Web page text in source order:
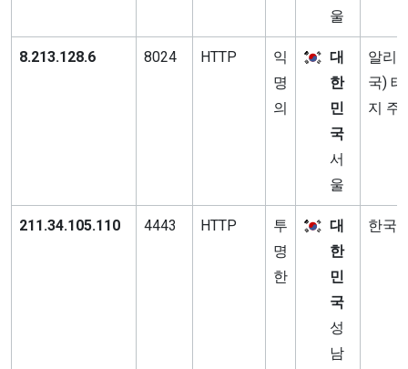
울
8.213.128.6 8024 HTTP
익
명
의
대
한
민
국
서
울
알리
국)
지 주
211.34.105.110 4443 HTTP
투
명
한
대
한
민
국
성
남
한국